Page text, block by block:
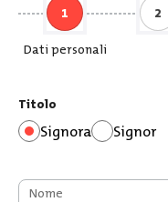
1
Dati personali
2
Titolo
Signora Signor
Nome